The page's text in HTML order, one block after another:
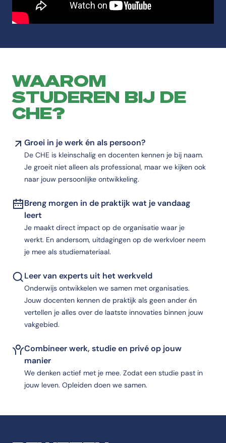
WAAROM
STUDEREN BIJ DE
CHE?
Groei in je werk én als persoon?
De CHE is kleinschalig en docenten kennen je bij naam.
Je groeit niet alleen als professional, maar we kijken ook
naar jouw persoonlijke ontwikkeling.
Breng morgen in de praktijk wat je vandaag
leert
Je maakt direct impact op de organisatie waar je
werkt. En andersom, uitdagingen op de werkvloer neem
je mee als studiemateriaal.
Leer van experts uit het werkveld
Onderwijs ontwikkelen we samen met organisaties.
Jouw docenten kennen de praktijk als geen ander én
vertellen je alles over de laatste innovaties binnen jouw
vakgebied.
Combineer werk, studie en privé op jouw
manier
We denken actief met je mee. Zodat een studie past in
jouw leven. Opleiden doen we samen.